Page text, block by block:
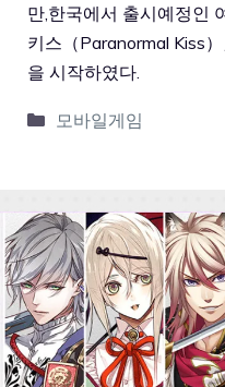
만,한국에서 출시예정인
키스（Paranormal Kiss
을 시작하였다.
모바일게임